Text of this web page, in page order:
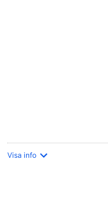
Visa info